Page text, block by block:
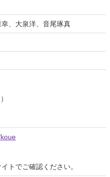
、大泉洋、音尾琢真
トでご確認ください。